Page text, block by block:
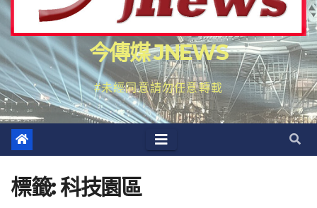
今傳媒 JNEWS
#未經同意請勿任意轉載
標籤:科技園區